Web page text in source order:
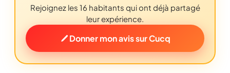
Rejoignez les 16 habitants qui ont déjà partagé
leur expérience.
Donner mon avis sur Cucq